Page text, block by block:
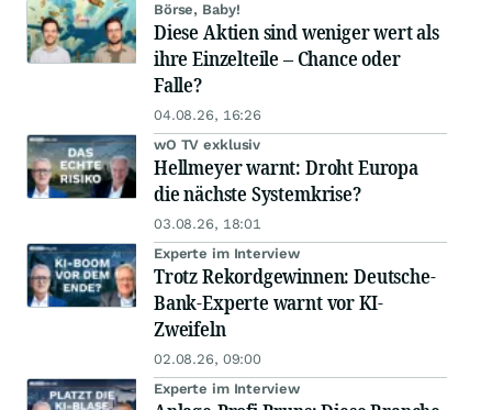
Börse, Baby!
Diese Aktien sind weniger wert als
ihre Einzelteile – Chance oder
Falle?
04.08.26, 16:26
wO TV exklusiv
Hellmeyer warnt: Droht Europa
die nächste Systemkrise?
03.08.26, 18:01
Experte im Interview
Trotz Rekordgewinnen: Deutsche-
Bank-Experte warnt vor KI-
Zweifeln
02.08.26, 09:00
Experte im Interview